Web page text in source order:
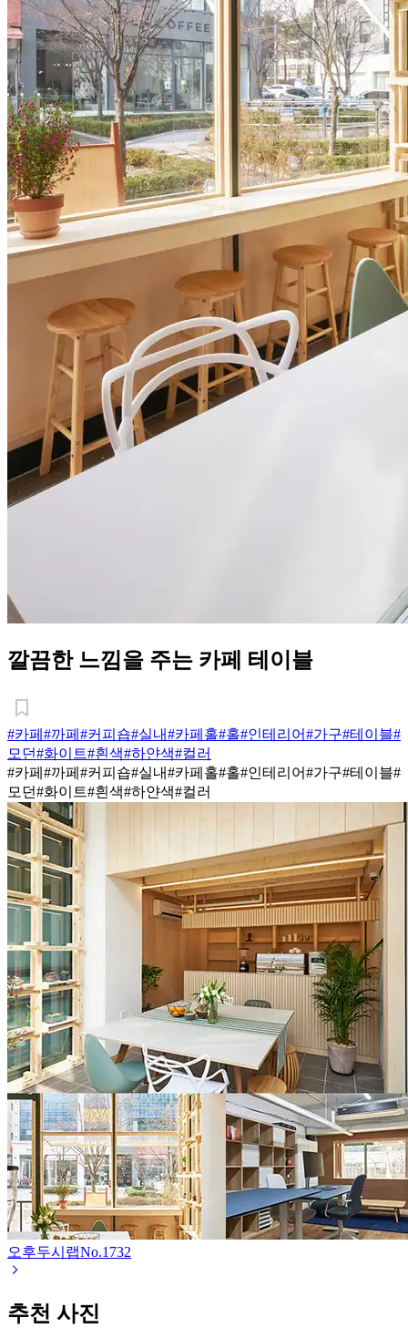
깔끔한 느낌을 주는 카페 테이블
#카페 #까페 #커피숍#실내#카페홀#홀#인테리어#가구#테이블#
모던#화이트#흰색#하얀색#컬러
#카페 #까페 #커피숍#실내#카페홀#홀#인테리어#가구#테이블#
모던#화이트#흰색#하얀색#컬러
오후두시랩No.1732
추천 사진